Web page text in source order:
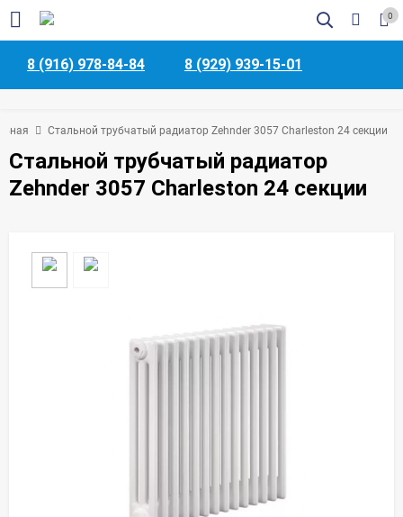
0
8 (916) 978-84-84 8 (929) 939-15-01
Стальной трубчатый радиатор Zehnder 3057 Charleston 24 секции
Стальной трубчатый радиатор
Zehnder 3057 Charleston 24 секции